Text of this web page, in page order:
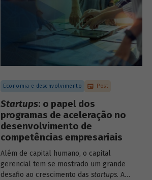
Economia e desenvolvimento Post
Startups: o papel dos
programas de aceleração no
desenvolvimento de
competências empresariais
Além de capital humano, o capital
gerencial tem se mostrado um grande
desafio ao crescimento das startups. A